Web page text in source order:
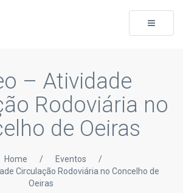
Toggle
– Atividade
Rodoviária no
de Oeiras
Home / Eventos
/
Circulação Rodoviária no Concelho de
Oeiras